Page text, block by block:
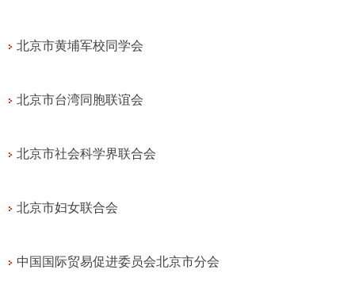
北京市黄埔军校同学会
北京市台湾同胞联谊会
北京市社会科学界联合会
北京市妇女联合会
中国国际贸易促进委员会北京市分会